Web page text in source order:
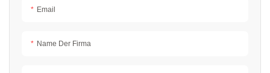
Email
Name Der Firma